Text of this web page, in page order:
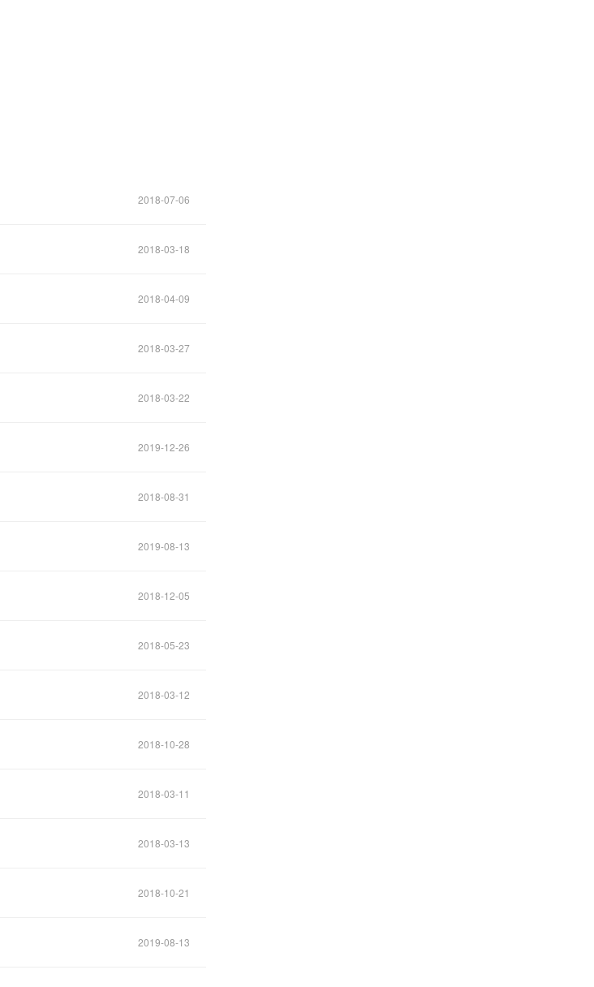
2018-07-06
2018-03-18
2018-04-09
2018-03-27
2018-03-22
2019-12-26
2018-08-31
2019-08-13
2018-12-05
2018-05-23
2018-03-12
2018-10-28
2018-03-11
2018-03-13
2018-10-21
2019-08-13